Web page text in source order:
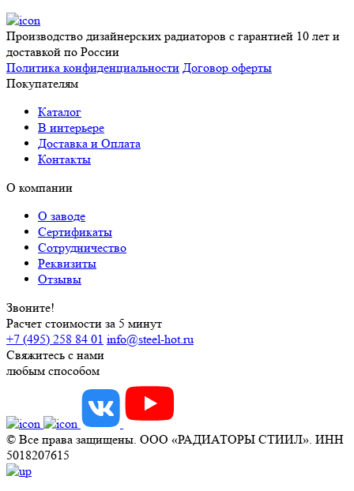
Производство дизайнерских радиаторов с гарантией 10 лет и
доставкой по России
Политика конфиденциальности Договор оферты
Покупателям
Каталог
В интерьере
Доставка и Оплата
Контакты
О компании
О заводе
Сертификаты
Сотрудничество
Реквизиты
Отзывы
Звоните!
Расчет стоимости за 5 минут
+7 (495) 258 84 01 info@steel-hot.ru
Свяжитесь с нами
любым способом
© Все права защищены. ООО «РАДИАТОРЫ СТИИЛ». ИНН
5018207615